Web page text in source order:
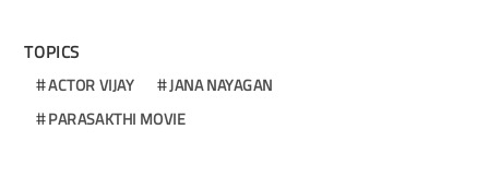
TOPICS
ACTOR VIJAY
JANA NAYAGAN
PARASAKTHI MOVIE